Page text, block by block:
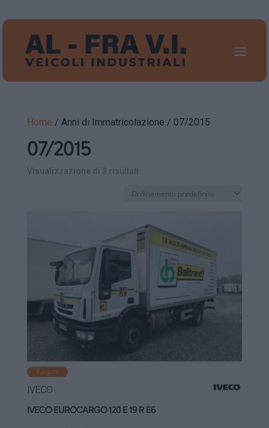
Home / Anni di Immatricolazione / 07/2015
07/2015
Visualizzazione di 3 risultati
Furgoni
IVECO
IVECO EUROCARGO 120 E 19 R E6